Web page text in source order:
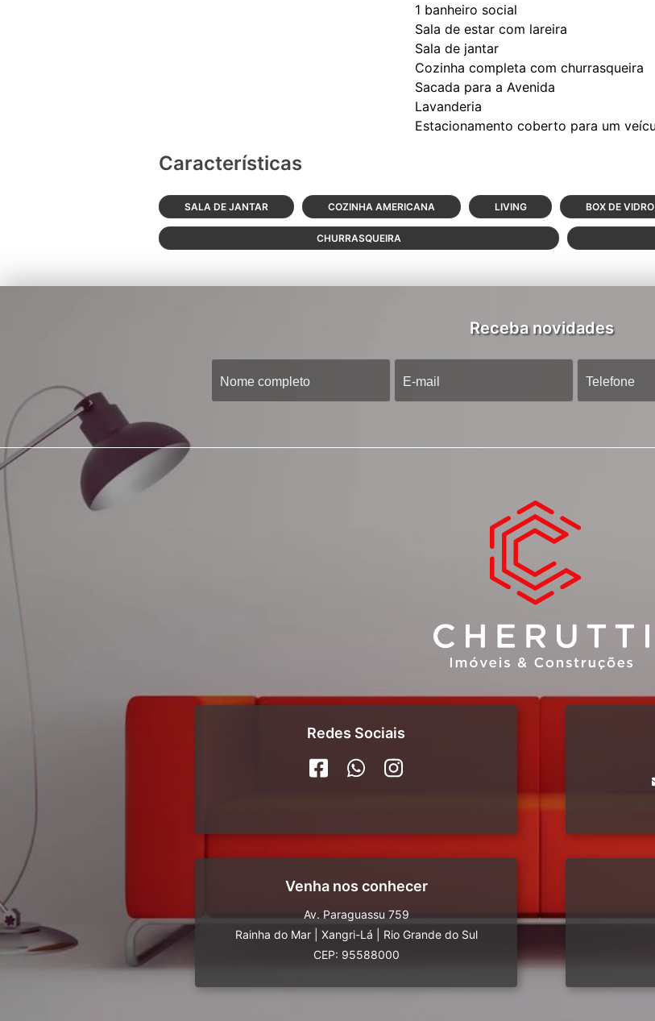
1 banheiro social
Sala de estar com lareira
Sala de jantar
Cozinha completa com churrasqueira
Sacada para a Avenida
Lavanderia
Características
SALA DE JANTAR COZINHA AMERICANA LIVING BOX DE VIDRO
CHURRASQUEIRA
Receba novidades
Redes Sociais
Venha nos conhecer
Av. Paraguassu 759
Rainha do Mar
Xangri-Lá
Rio Grande do Sul
CEP: 95588000